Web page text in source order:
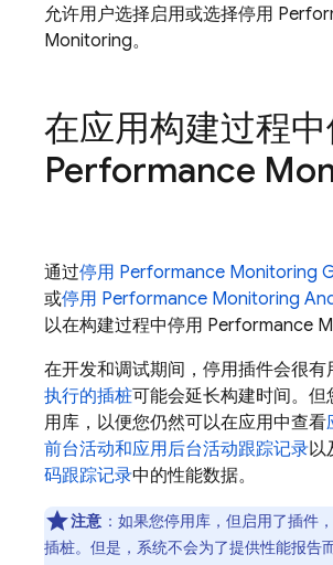
允许用户选择启用或选择停用
Monitoring。
在应用构建过程
Performance
通过停用 Performance Monitoring
或停用 Performance Monitoring
以在构建过程中停用 Performance
在开发和调试期间，停用插件会很有
执行的插桩可能会延长构建时间。但
用库，以便您仍然可以在应用中查看
前台活动和应用后台活动跟踪记录以
码跟踪记录中的性能数据。
注意 ：如果您停用库，但启用了插件
插桩。但是，系统不会为了提供性能报告